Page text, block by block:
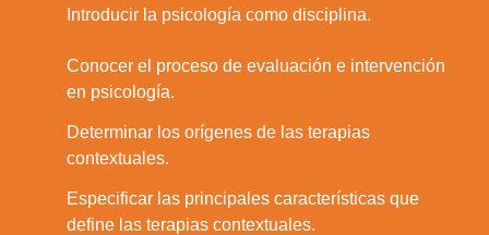
Introducir la psicología como disciplina.
Conocer el proceso de evaluación e intervención
en psicología.
Determinar los orígenes de las terapias
contextuales.
Especificar las principales características que
define las terapias contextuales.